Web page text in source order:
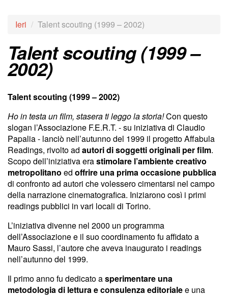
Ieri Talent scouting (1999 – 2002)
Talent scouting (1999 –
2002)
Talent scouting (1999 – 2002)
Ho in testa un film, stasera ti leggo la storia!Con questo
slogan l’Associazione F.E.R.T. - su iniziativa di Claudio
Papalia - lanciò nell’autunno del 1999 il progetto Affabula
Readings, rivolto ad autori di soggetti originali per film.
Scopo dell’iniziativa erastimolare l’ambiente creativo
metropolitano ed offrire una prima occasione pubblica
di confronto ad autori che volessero cimentarsi nel campo
della narrazione cinematografica. Iniziarono così i primi
readings pubblici in vari locali di Torino.
L’iniziativa divenne nel 2000 un programma
dell’Associazione e il suo coordinamento fu affidato a
Mauro Sassi, l’autore che aveva inaugurato i readings
nell’autunno del 1999.
Il primo anno fu dedicato asperimentare una
metodologia di lettura e consulenza editorialee una